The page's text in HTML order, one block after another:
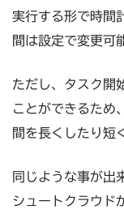
実行する形で時間
間は設定で変更可
ただし、タスク開
ことができるため
間を長くしたり短
同じような事が出
シュートクラウド